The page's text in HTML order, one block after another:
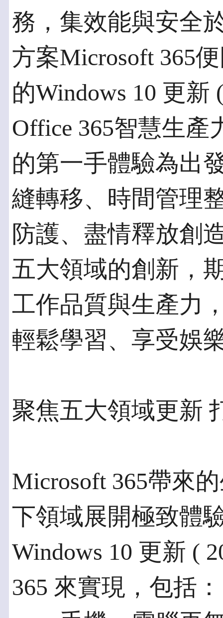
務，集效能與安全
方案Microsoft 365
的Windows 10 更新
Office 365智慧生
的第一手體驗為出
縫轉移、時間管理
防護、盡情釋放創
五大領域的創新，
工作品質與生產力
輕鬆學習、享受娛
聚焦五大領域更新
Microsoft 365帶來
下領域展開極致體
Windows 10 更新 (
365 來實現，包括：